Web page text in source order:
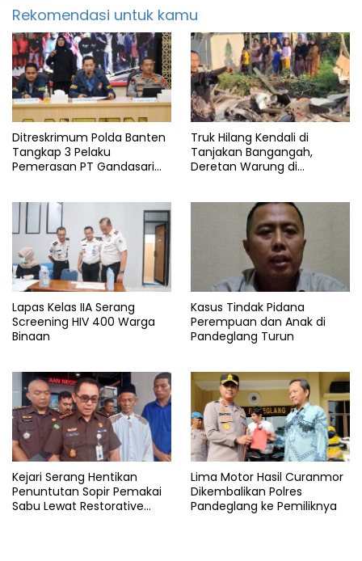
Rekomendasi untuk kamu
Ditreskrimum Polda Banten
Tangkap 3 Pelaku
Pemerasan PT Gandasari
Truk Hilang Kendali di
Tanjakan Bangangah,
Deretan Warung di
Lapas Kelas IIA Serang
Screening HIV 400 Warga
Binaan
Kasus Tindak Pidana
Perempuan dan Anak di
Pandeglang Turun
Kejari Serang Hentikan
Penuntutan Sopir Pemakai
Sabu Lewat Restorative
Lima Motor Hasil Curanmor
Dikembalikan Polres
Pandeglang ke Pemiliknya